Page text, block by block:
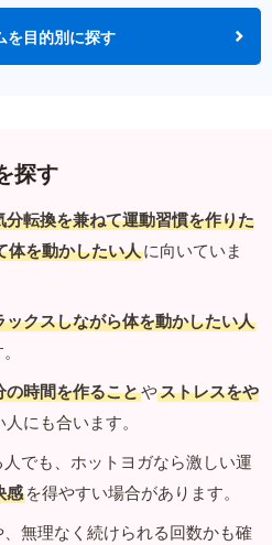
を目的別に探す
探す
分転換を兼ねて運動習慣を作りた
体を動かしたい人に向いていま
ックスしながら体を動かしたい人
の時間を作ることやストレスをや
にも合います。
でも、ホットヨガなら激しい運
感 を得やすい場合があります。
無理なく続けられる回数かも確